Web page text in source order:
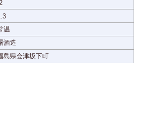
温
酒造
島県会津坂下町